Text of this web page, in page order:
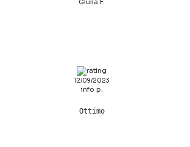
12/09/2023
info p.
Ottimo